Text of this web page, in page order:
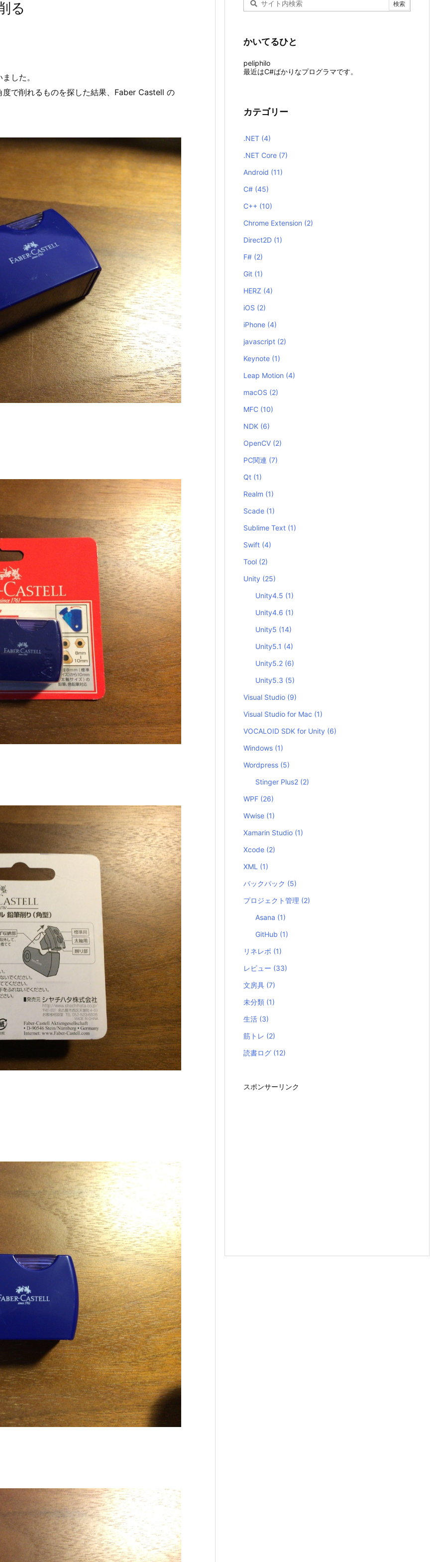
る
した。
で削れるものを探した結果、Faber Castell の
かいてるひと
peliphilo
最近はC#ばかりなプログラマです。
カテゴリー
.NET (4)
.NET Core (7)
Android (11)
C# (45)
C++ (10)
Chrome Extension (2)
Direct2D (1)
F# (2)
Git (1)
HERZ (4)
iOS (2)
iPhone (4)
javascript (2)
Keynote (1)
Leap Motion (4)
macOS (2)
MFC (10)
NDK (6)
OpenCV (2)
PC関連 (7)
Qt (1)
Realm (1)
Scade (1)
Sublime Text (1)
Swift (4)
Tool (2)
Unity (25)
Unity4.5 (1)
Unity4.6 (1)
Unity5 (14)
Unity5.1 (4)
Unity5.2 (6)
Unity5.3 (5)
Visual Studio (9)
Visual Studio for Mac (1)
VOCALOID SDK for Unity (6)
Windows (1)
Wordpress (5)
Stinger Plus2 (2)
WPF (26)
Wwise (1)
Xamarin Studio (1)
Xcode (2)
XML (1)
バックパック (5)
プロジェクト管理 (2)
Asana (1)
GitHub (1)
リネレボ (1)
レビュー (33)
文房具 (7)
未分類 (1)
生活 (3)
筋トレ (2)
読書ログ (12)
スポンサーリンク